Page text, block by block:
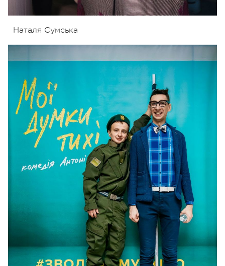
Наталя Сумська